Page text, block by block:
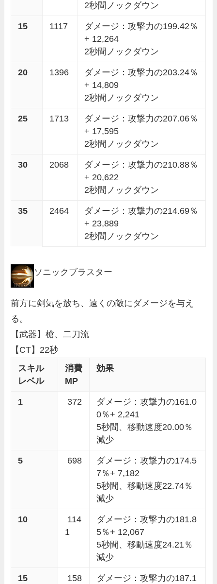
2秒間ノックダウン
15 1117
ダメージ：攻撃力の199.42％
+ 12,264
2秒間ノックダウン
20 1396
ダメージ：攻撃力の203.24％
+ 14,809
2秒間ノックダウン
25 1713
ダメージ：攻撃力の207.06％
+ 17,595
2秒間ノックダウン
30 2068
ダメージ：攻撃力の210.88％
+ 20,622
2秒間ノックダウン
35 2464
ダメージ：攻撃力の214.69％
+ 23,889
2秒間ノックダウン
ソニックブラスター
前方に剣気を放ち、遠くの敵にダメージを与え
る。
【武器】槍、二刀流
【CT】22秒
スキル
レベル
消費
MP
効果
1 372
ダメージ：攻撃力の161.0
0％+ 2,241
5秒間、移動速度20.00％
減少
5 698
ダメージ：攻撃力の174.5
7％+ 7,182
5秒間、移動速度22.74％
減少
10
114
1
ダメージ：攻撃力の181.8
5％+ 12,067
5秒間、移動速度24.21％
減少
15
158
ダメージ：攻撃力の187.1